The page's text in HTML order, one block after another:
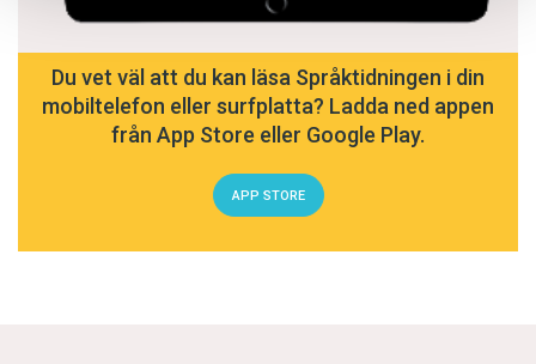
Du vet väl att du kan läsa Språktidningen i din
mobiltelefon eller surfplatta? Ladda ned appen
från App Store eller Google Play.
APP STORE